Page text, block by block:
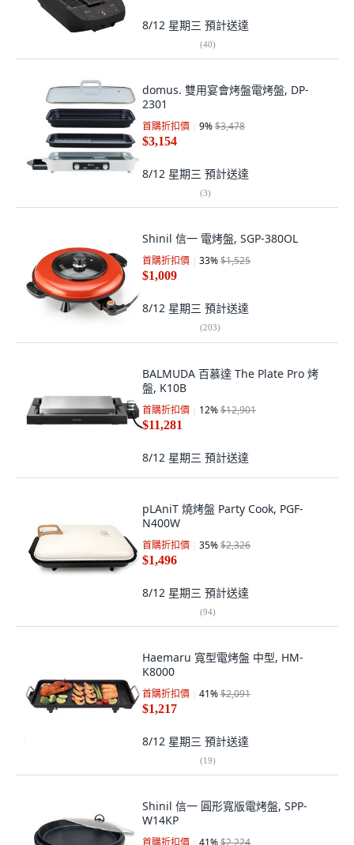
8/12 星期三 預計送達
(40)
domus. 雙用宴會烤盤電烤盤, DP-
2301
首購折扣價 9%$3,478
$3,154
8/12 星期三 預計送達
(3)
Shinil 信一 電烤盤, SGP-380OL
首購折扣價 33%$1,525
$1,009
8/12 星期三 預計送達
(203)
BALMUDA 百慕達 The Plate Pro 烤
盤, K10B
首購折扣價 12%$12,901
$11,281
8/12 星期三 預計送達
pLAniT 燒烤盤 Party Cook, PGF-
N400W
首購折扣價 35%$2,326
$1,496
8/12 星期三 預計送達
(94)
Haemaru 寬型電烤盤 中型, HM-
K8000
首購折扣價 41%$2,091
$1,217
8/12 星期三 預計送達
(19)
Shinil 信一 圓形寬版電烤盤, SPP-
W14KP
首購折扣價 41%$2,224